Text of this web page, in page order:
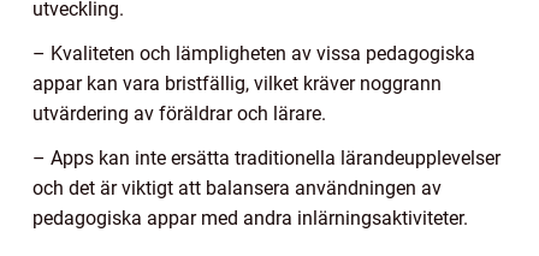
utveckling.
– Kvaliteten och lämpligheten av vissa pedagogiska
appar kan vara bristfällig, vilket kräver noggrann
utvärdering av föräldrar och lärare.
– Apps kan inte ersätta traditionella lärandeupplevelser
och det är viktigt att balansera användningen av
pedagogiska appar med andra inlärningsaktiviteter.